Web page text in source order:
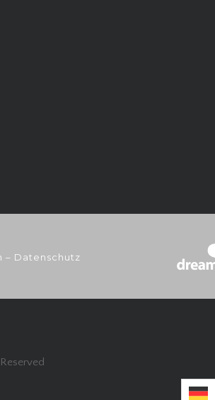
– Datenschutz